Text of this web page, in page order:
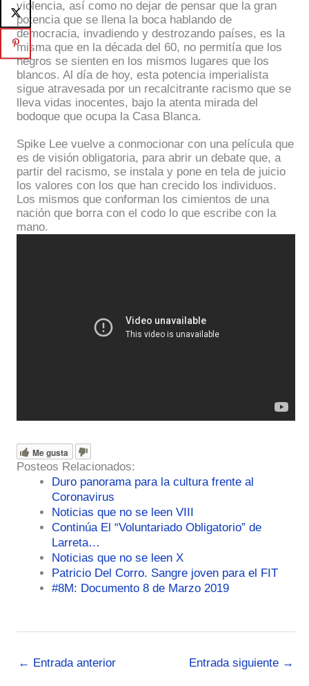
violencia, así como no dejar de pensar que la gran
potencia que se llena la boca hablando de
democracia, invadiendo y destrozando países, es la
misma que en la década del 60, no permitía que los
negros se sienten en los mismos lugares que los
blancos. Al día de hoy, esta potencia imperialista
sigue atravesada por un recalcitrante racismo que se
lleva vidas inocentes, bajo la atenta mirada del
bodoque que ocupa la Casa Blanca.
Spike Lee vuelve a conmocionar con una película que
es de visión obligatoria, para abrir un debate que, a
partir del racismo, se instala y pone en tela de juicio
los valores con los que han crecido los individuos.
Los mismos que conforman los cimientos de una
nación que borra con el codo lo que escribe con la
mano.
Me gusta
Posteos Relacionados:
Duro panorama para la cultura frente al
Coronavirus
Noticias que no se leen VIII
Continúa El “Voluntariado Obligatorio” de
Larreta…
Noticias que no se leen X
Patricio Del Corro. Sangre joven para el FIT
#8M: Documento 8 de Marzo 2019
← Entrada anterior Entrada siguiente →